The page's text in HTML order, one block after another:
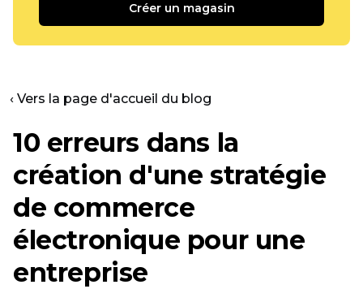
Créer un magasin
‹ Vers la page d'accueil du blog
10 erreurs dans la
création d'une stratégie
de commerce
électronique pour une
entreprise